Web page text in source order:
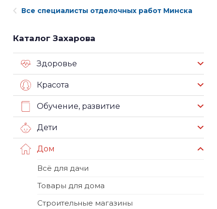
Все специалисты отделочных работ Минска
Каталог Захарова
Здоровье
Красота
Обучение, развитие
Дети
Дом
Всё для дачи
Товары для дома
Строительные магазины